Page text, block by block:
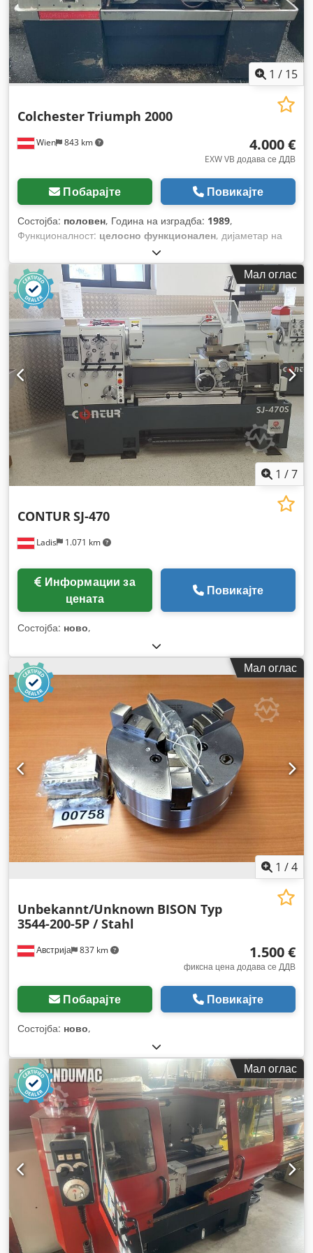
1 / 15
Wien 843 km
ColchesterTriumph 2000
4.000 €
EXW VB додава се ДДВ
Побарајте Повикајте
Состојба: половен, Година на изградба: 1989,
Функционалност: целосно функционален, дијаметар на
стругање над попречниот супорт:
вретеното:54 мм, пречник на стругање:390 мм, пречник на
вртење над лежиштето на санките:
, висина на
центарот:190 мм, должина на стругање:750 мм, потег со
перо: 155 мм , вкупна должина:1.950 мм, вкупна ширина:
970 мм, вкупна висина:1.250 мм, максимална брзина на
вретеното:2.000 обр/мин , брзина на вретено (мин.):25
обр/мин, метрички навојни чекори: 39, тип на влезен
струја:трифазен, вкупна тежина:1.170 кг, носач на
пинолот:MK 4, носач на вретено:MK 4,
Мал оглас
1 /7
Ladis 1.071 km
CONTURSJ-470
цената
Повикајте
Состојба: ново,
Мал оглас
1 /4
Австрија 837 km
Unbekannt/Unknown BISON Typ
3544-200-5P / Stahl
1.500 €
фиксна цена додава се ДДВ
Побарајте Повикајте
Состојба: ново,
Мал оглас